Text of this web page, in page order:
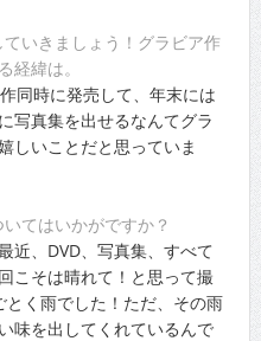
いきましょう！グラビア作
経緯は。
同時に発売して、年末には
写真集を出せるなんてグラ
しいことだと思っていま
てはいかがですか？
近、DVD、写真集、すべて
こそは晴れて！と思って撮
く雨でした！ただ、その雨
味を出してくれているんで